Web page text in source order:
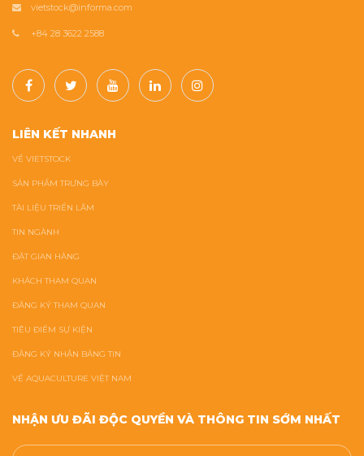
vietstock@informa.com
+84 28 3622 2588
LIÊN KẾT NHANH
VỀ VIETSTOCK
SẢN PHẨM TRƯNG BÀY
TÀI LIỆU TRIỂN LÃM
TIN NGÀNH
ĐẶT GIAN HÀNG
KHÁCH THAM QUAN
ĐĂNG KÝ THAM QUAN
TIÊU ĐIỂM SỰ KIỆN
ĐĂNG KÝ NHẬN BẢNG TIN
VỀ AQUACULTURE VIỆT NAM
NHẬN ƯU ĐÃI ĐỘC QUYỀN VÀ THÔNG TIN SỚM NHẤT